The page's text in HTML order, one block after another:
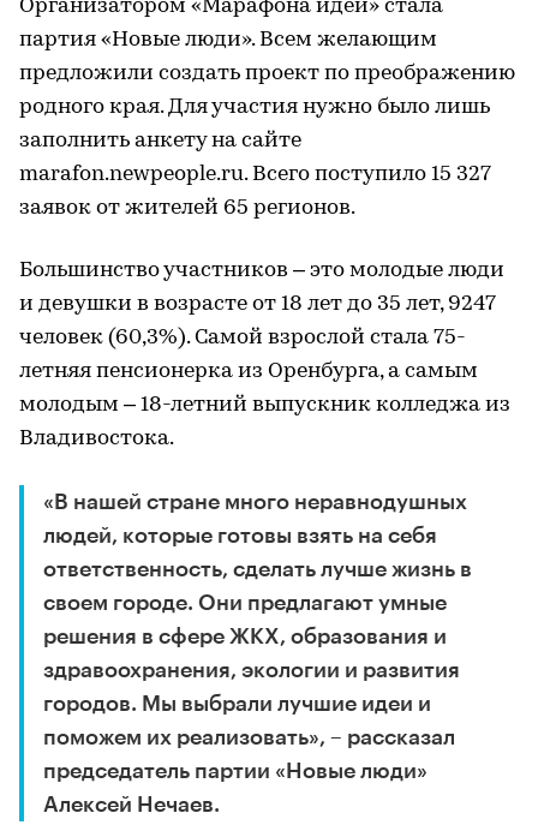
Организатором «Марафона идей» стала
партия «Новые люди». Всем желающим
предложили создать проект по преображению
родного края. Для участия нужно было лишь
заполнить анкету на сайте
marafon.newpeople.ru. Всего поступило 15 327
заявок от жителей 65 регионов.
Большинство участников – это молодые люди
и девушки в возрасте от 18 лет до 35 лет, 9247
человек (60,3%). Самой взрослой стала 75-
летняя пенсионерка из Оренбурга, а самым
молодым – 18-летний выпускник колледжа из
Владивостока.
«В нашей стране много неравнодушных
людей, которые готовы взять на себя
ответственность, сделать лучше жизнь в
своем городе. Они предлагают умные
решения в сфере ЖКХ, образования и
здравоохранения, экологии и развития
городов. Мы выбрали лучшие идеи и
поможем их реализовать», – рассказал
председатель партии «Новые люди»
Алексей Нечаев.